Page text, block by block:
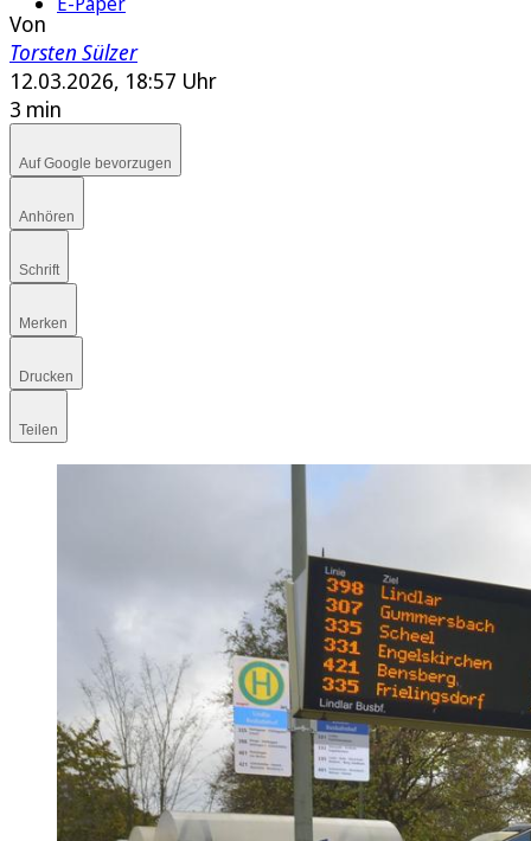
Von
Torsten Sülzer
12.03.2026, 18:57 Uhr
3 min
Auf Google bevorzugen
Anhören
Schrift
Merken
Drucken
Teilen